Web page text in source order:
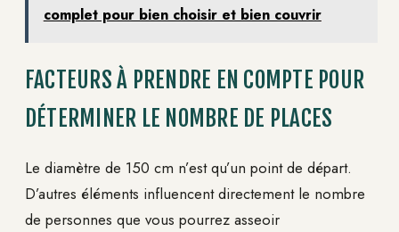
complet pour bien choisir et bien couvrir
FACTEURS À PRENDRE EN COMPTE POUR
DÉTERMINER LE NOMBRE DE PLACES
Le diamètre de 150 cm n’est qu’un point de départ.
D’autres éléments influencent directement le nombre
de personnes que vous pourrez asseoir